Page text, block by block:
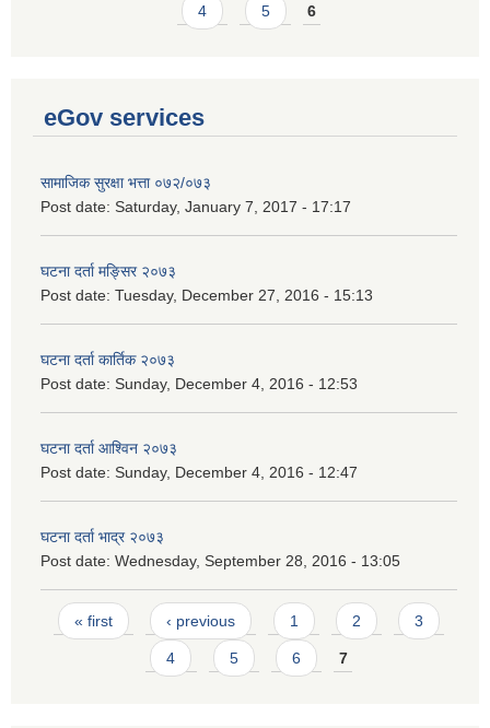
4 5 6
eGov services
सामाजिक सुरक्षा भत्ता ०७२/०७३
Post date: Saturday, January 7, 2017 - 17:17
घटना दर्ता मङ्सिर २०७३
Post date: Tuesday, December 27, 2016 - 15:13
घटना दर्ता कार्तिक २०७३
Post date: Sunday, December 4, 2016 - 12:53
घटना दर्ता आश्विन २०७३
Post date: Sunday, December 4, 2016 - 12:47
घटना दर्ता भाद्र २०७३
Post date: Wednesday, September 28, 2016 - 13:05
Pages
« first ‹ previous 1 2 3
4 5 6 7